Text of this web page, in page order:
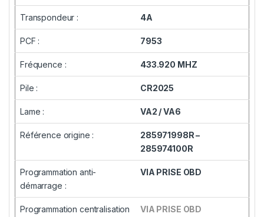
Transpondeur : 4A
PCF : 7953
Fréquence : 433.920 MHZ
Pile : CR2025
Lame : VA2 / VA6
Référence origine :
285971998R –
285974100R
Programmation anti-
démarrage :
VIA PRISE OBD
Programmation centralisation
VIA PRISE OBD